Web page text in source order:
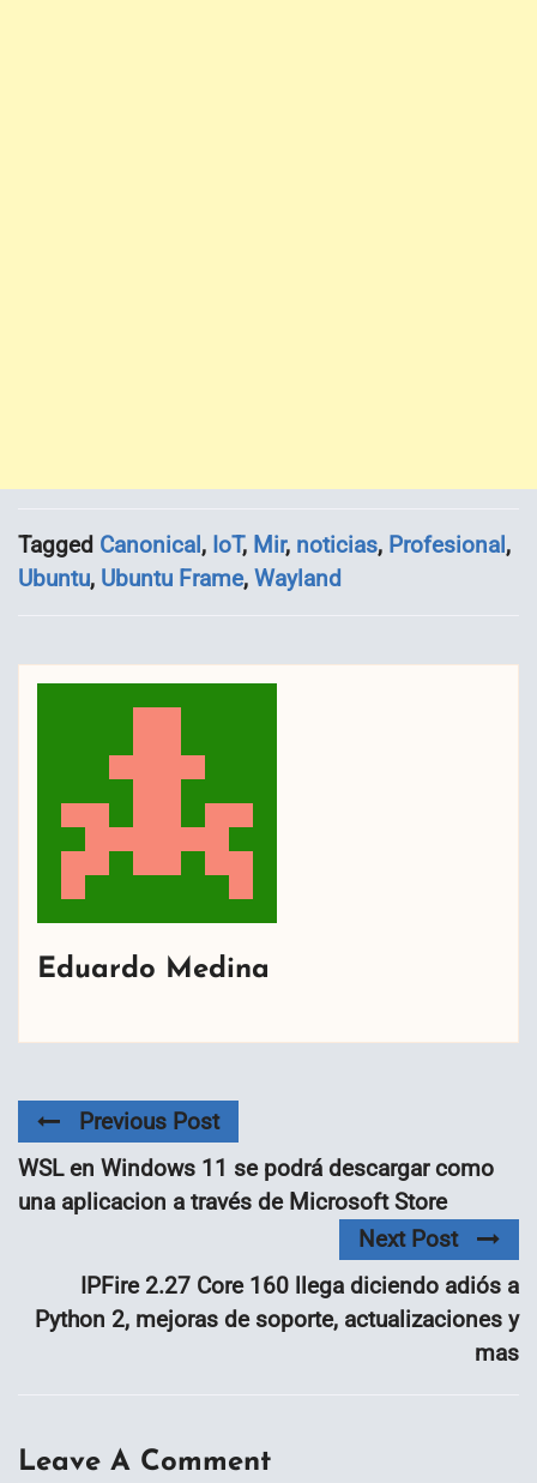
Tagged Canonical, IoT, Mir, noticias, Profesional,
Ubuntu, Ubuntu Frame, Wayland
Eduardo Medina
Previous Post
WSL en Windows 11 se podrá descargar como
una aplicacion a través de Microsoft Store
Next Post
IPFire 2.27 Core 160 llega diciendo adiós a
Python 2, mejoras de soporte, actualizaciones y
mas
Leave A Comment